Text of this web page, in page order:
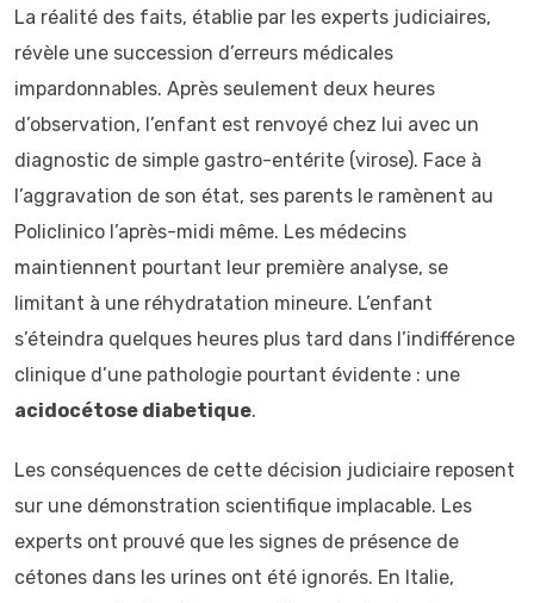
La réalité des faits, établie par les experts judiciaires,
révèle une succession d’erreurs médicales
impardonnables. Après seulement deux heures
d’observation, l’enfant est renvoyé chez lui avec un
diagnostic de simple gastro-entérite (virose). Face à
l’aggravation de son état, ses parents le ramènent au
Policlinico l’après-midi même. Les médecins
maintiennent pourtant leur première analyse, se
limitant à une réhydratation mineure. L’enfant
s’éteindra quelques heures plus tard dans l’indifférence
clinique d’une pathologie pourtant évidente : une
acidocétose diabetique.
Les conséquences de cette décision judiciaire reposent
sur une démonstration scientifique implacable. Les
experts ont prouvé que les signes de présence de
cétones dans les urines ont été ignorés. En Italie,